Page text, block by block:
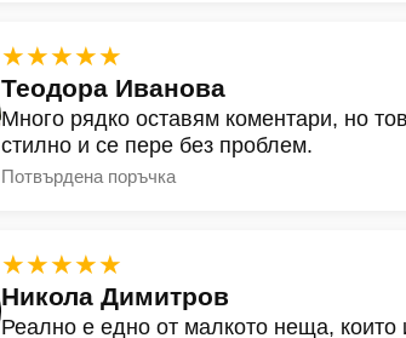
★★★★★
Теодора Иванова
Много рядко оставям коментари, но
стилно и се пере без проблем.
Потвърдена поръчка
★★★★★
Никола Димитров
Реално е едно от малкото неща, които